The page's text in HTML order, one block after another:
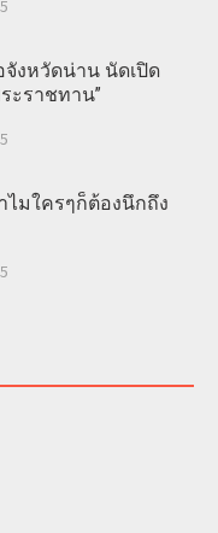
จังหวัดน่าน นัดเปิด
ะราชทาน”
มใครๆก็ต้องนึกถึง